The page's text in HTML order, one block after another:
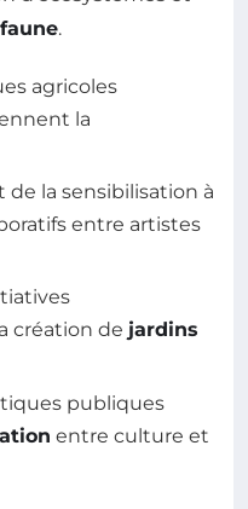
faune.
agricoles
la
la sensibilisation à
entre artistes
création de jardins
publiques
entre culture et